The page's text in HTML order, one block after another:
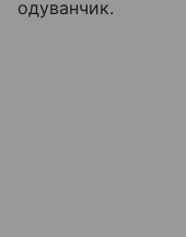
одуванчик.